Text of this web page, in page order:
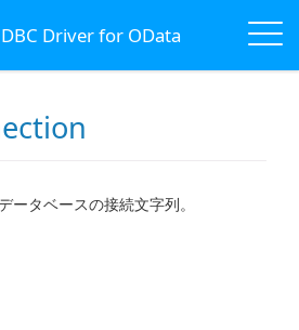
Driver for OData
ータベースの接続文字列。